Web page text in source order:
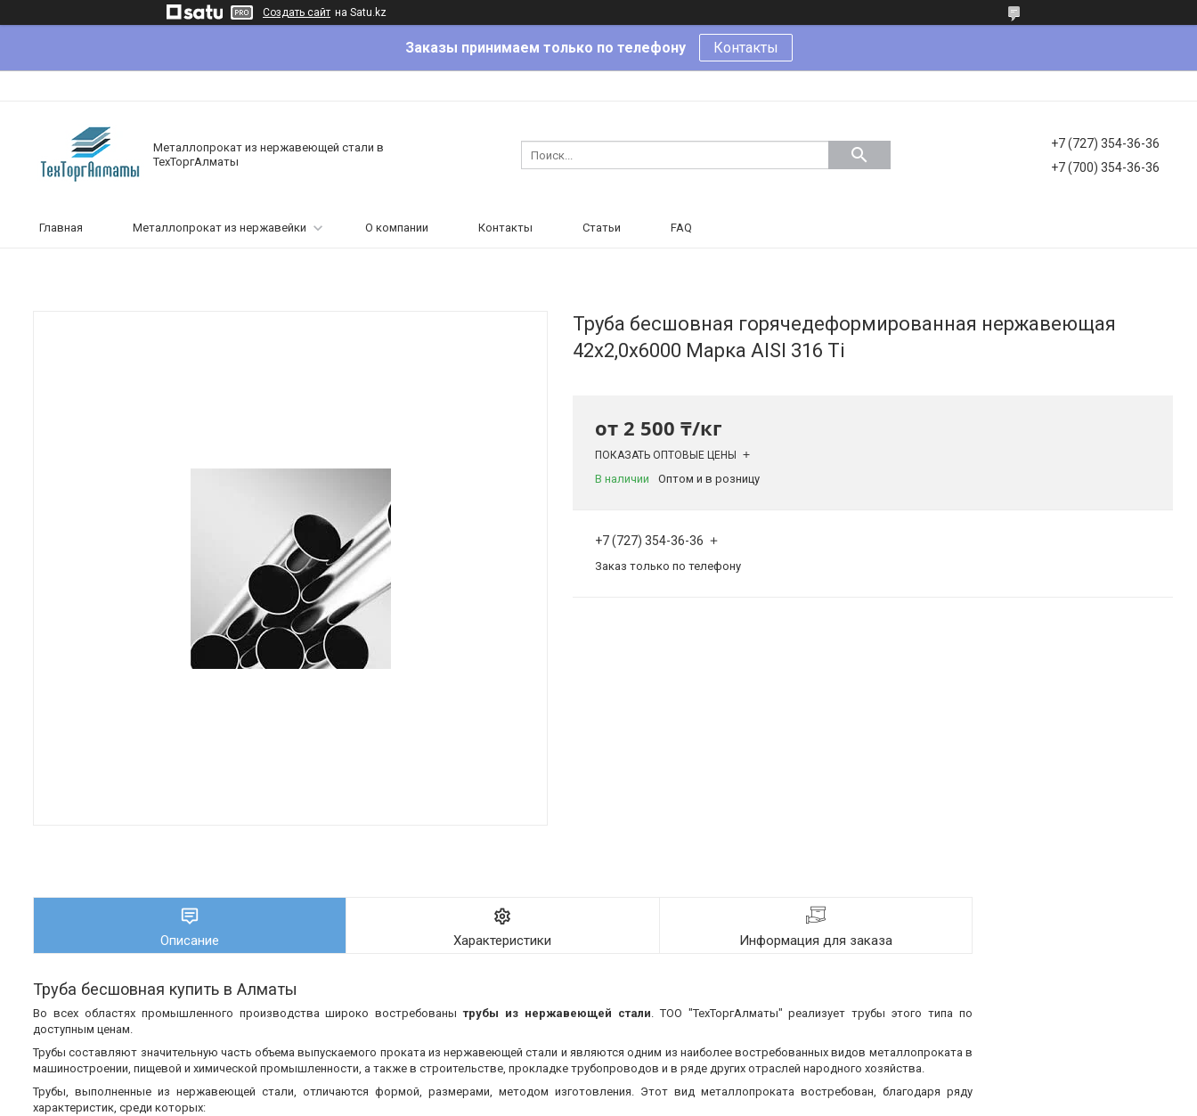
Создать сайт на Satu.kz
Заказы принимаем только по телефону Контакты
Металлопрокат из нержавеющей стали в
ТехТоргАлматы
+7 (727) 354-36-36
+7 (700) 354-36-36
Главная Металлопрокат из нержавейки О компании Контакты Статьи FAQ
Труба бесшовная горячедеформированная нержавеющая
42х2,0х6000 Марка AISI 316 Ti
от 2 500 ₸/кг
ПОКАЗАТЬ ОПТОВЫЕ ЦЕНЫ
В наличии Оптом и в розницу
+7 (727) 354-36-36
Заказ только по телефону
Описание Характеристики Информация для заказа
Труба бесшовная купить в Алматы
Во всех областях промышленного производства широко востребованытрубы из нержавеющей стали. ТОО "ТехТоргАлматы" реализует трубы этого типа по
доступным ценам.
Трубы составляют значительную часть объема выпускаемого проката из нержавеющей стали и являются одним из наиболее востребованных видов металлопроката в
машиностроении, пищевой и химической промышленности, а также в строительстве, прокладке трубопроводов и в ряде других отраслей народного хозяйства.
Трубы, выполненные из нержавеющей стали, отличаются формой, размерами, методом изготовления. Этот вид металлопроката востребован, благодаря ряду
характеристик, среди которых: